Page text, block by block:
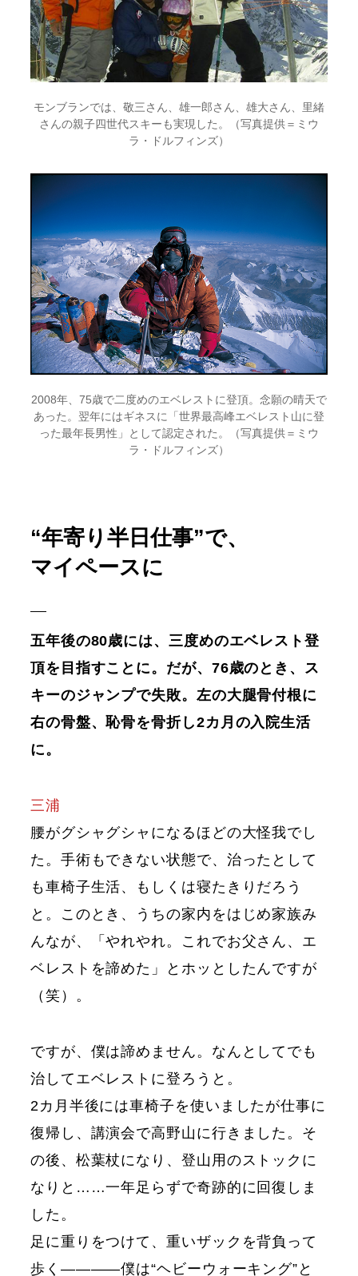
モンブランでは、敬三さん、雄一郎さん、雄大さん、里緒
さんの親子四世代スキーも実現した。（写真提供＝ミウ
ラ・ドルフィンズ）
2008年、75歳で二度めのエベレストに登頂。念願の晴天で
あった。翌年にはギネスに「世界最高峰エベレスト山に登
った最年長男性」として認定された。（写真提供＝ミウ
ラ・ドルフィンズ）
“年寄り半日仕事”で、
マイペースに
五年後の80歳には、三度めのエベレスト登
頂を目指すことに。だが、76歳のとき、ス
キーのジャンプで失敗。左の大腿骨付根に
右の骨盤、恥骨を骨折し2カ月の入院生活
に。
三浦
腰がグシャグシャになるほどの大怪我でし
た。手術もできない状態で、治ったとして
も車椅子生活、もしくは寝たきりだろう
と。このとき、うちの家内をはじめ家族み
んなが、「やれやれ。これでお父さん、エ
ベレストを諦めた」とホッとしたんですが
（笑）。
ですが、僕は諦めません。なんとしてでも
治してエベレストに登ろうと。
2カ月半後には車椅子を使いましたが仕事に
復帰し、講演会で高野山に行きました。そ
の後、松葉杖になり、登山用のストックに
なりと……一年足らずで奇跡的に回復しま
した。
足に重りをつけて、重いザックを背負って
歩く————僕は“ヘビーウォーキング”と